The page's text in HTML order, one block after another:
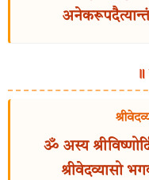
ॐ अस्य
श्रीवेदव्यासो